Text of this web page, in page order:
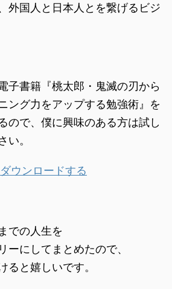
外国人と日本人とを繋げるビジ
子書籍『桃太郎・鬼滅の刃から
グ力をアップする勉強術』を
ので、僕に興味のある方は試し
い。
ウンロードする
での人生を
ーにしてまとめたので、
ると嬉しいです。